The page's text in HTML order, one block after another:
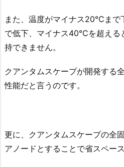
また、温度がマイナス20℃まで
で低下、マイナス40℃を超える
持できません。
クアンタムスケープが開発する
性能だと言うのです。
更に、クアンタムスケープの全
アノードとすることで省スペー